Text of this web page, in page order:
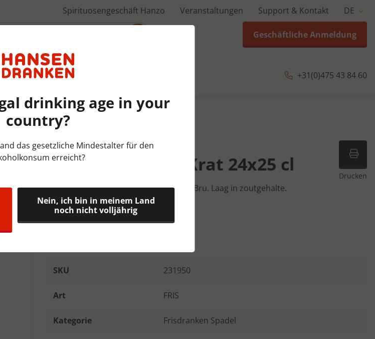
Spirituosengeschäft Hanzo Veranstaltungen Support & Kontakt DE
Geschäftliche Anmeldung
+31(0)475 43 84 60
Frisdranken Spadel | KRAT | 24x25 cl
Drucken
Bru koolzuurvrij Krat 24x25 cl
Heerlijk verfrissend mineraalwater van Bru. Laag in zoutgehalte.
SKU 231950
Art FRIS
Kategorie Frisdranken Spadel
drinking age in your
country?
das gesetzliche Mindestalter für den
erreicht?
Nein, ich bin in meinem Land
noch nicht volljährig